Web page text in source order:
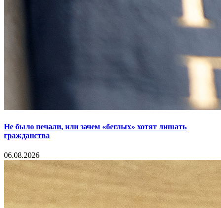
Не было печали, или зачем «беглых» хотят лишать
гражданства
06.08.2026